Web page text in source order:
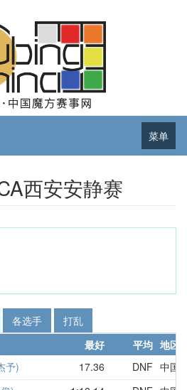
菜单
西安安静赛
各选手
打乱
最好 平均 地区
予) 17.36 DNF 中国